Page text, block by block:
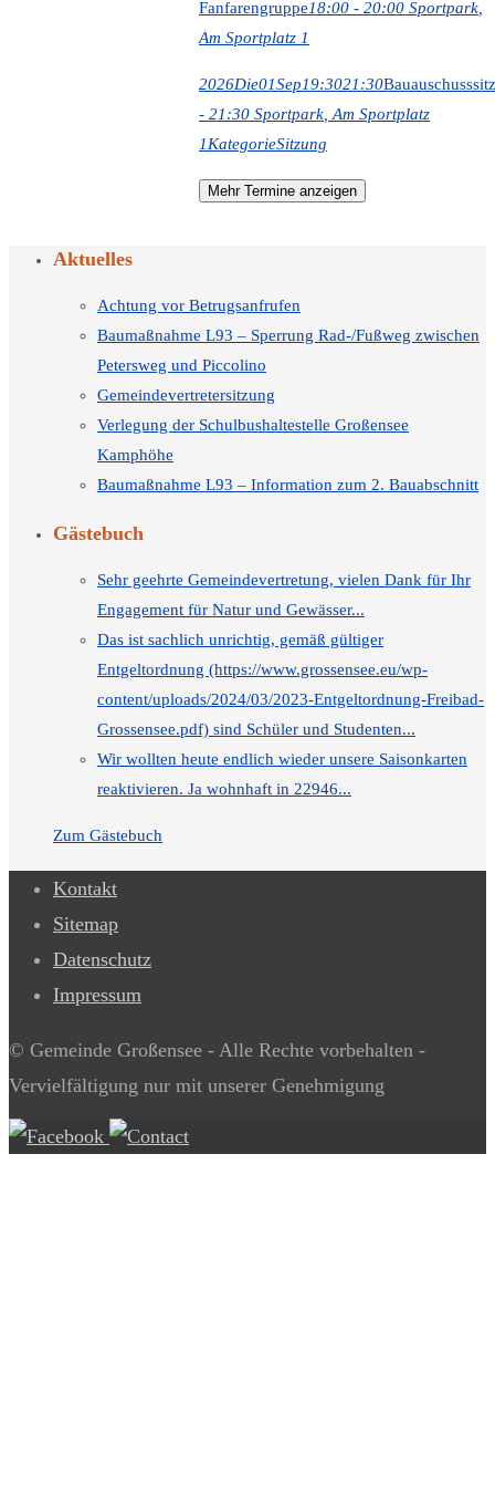
Fanfarengruppe18:00 - 20:00 Sportpark
Am Sportplatz 1
2026Die01Sep19:3021:30
- 21:30 Sportpark , Am Sportplatz
1KategorieSitzung
Mehr Termine anzeigen
Aktuelles
Achtung vor Betrugsanfrufen
Baumaßnahme L93 – Sperrung Rad-/Fußweg zwischen
Petersweg und Piccolino
Gemeindevertretersitzung
Verlegung der Schulbushaltestelle Großensee
Kamphöhe
Baumaßnahme L93 – Information zum 2. Bauabschnitt
Gästebuch
Sehr geehrte Gemeindevertretung, vielen Dank für Ihr
Engagement für Natur und Gewässer...
Das ist sachlich unrichtig, gemäß gültiger
Entgeltordnung (https://www.grossensee.eu/wp-
content/uploads/2024/03/2023-Entgeltordnung-Freibad-
Grossensee.pdf) sind Schüler und Studenten...
Wir wollten heute endlich wieder unsere Saisonkarten
reaktivieren. Ja wohnhaft in 22946...
Zum Gästebuch
Kontakt
Sitemap
Datenschutz
Impressum
© Gemeinde Großensee - Alle Rechte vorbehalten -
Vervielfältigung nur mit unserer Genehmigung